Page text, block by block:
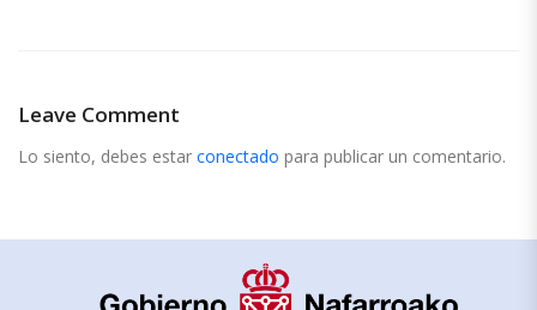
Leave Comment
Lo siento, debes estar conectado para publicar un comentario.